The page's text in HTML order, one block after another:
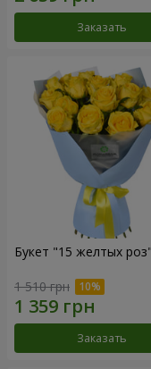
Заказать
Букет "15 желтых роз"
1 510 грн
Заказать